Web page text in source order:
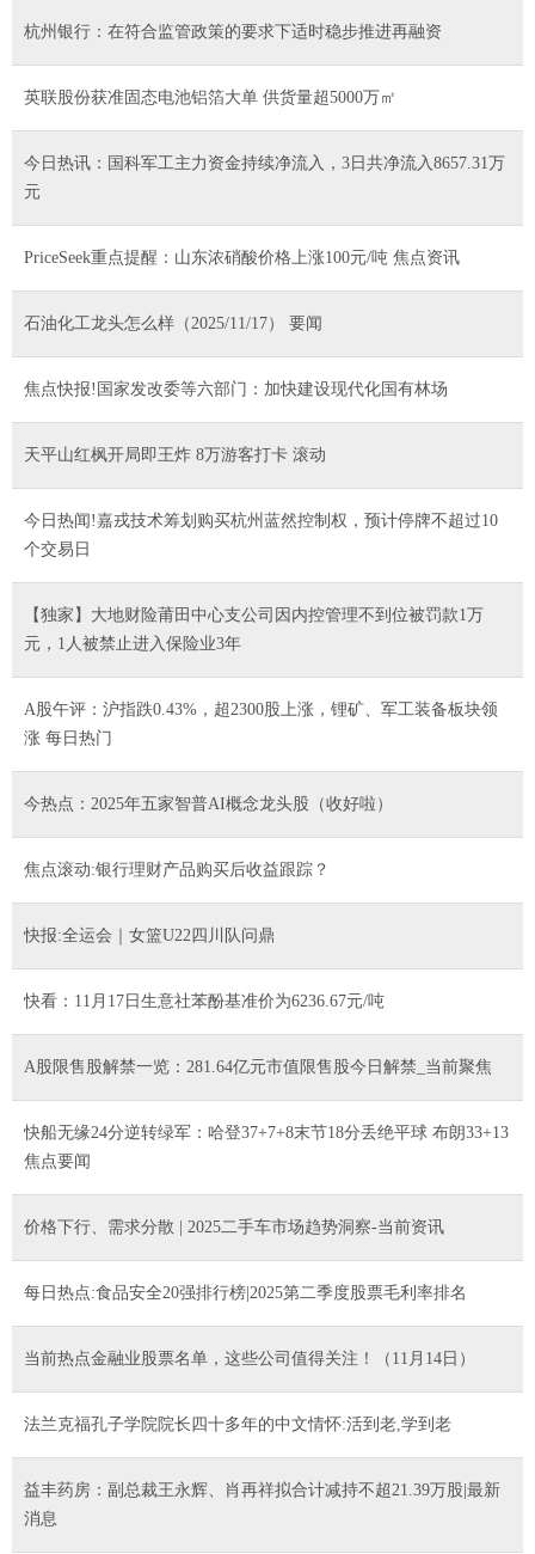
杭州银行：在符合监管政策的要求下适时稳步推进再融资
英联股份获准固态电池铝箔大单 供货量超5000万㎡
今日热讯：国科军工主力资金持续净流入，3日共净流入8657.31万
元
PriceSeek重点提醒：山东浓硝酸价格上涨100元/吨 焦点资讯
石油化工龙头怎么样（2025/11/17） 要闻
焦点快报!国家发改委等六部门：加快建设现代化国有林场
天平山红枫开局即王炸 8万游客打卡 滚动
今日热闻!嘉戎技术筹划购买杭州蓝然控制权，预计停牌不超过10
个交易日
【独家】大地财险莆田中心支公司因内控管理不到位被罚款1万
元，1人被禁止进入保险业3年
A股午评：沪指跌0.43%，超2300股上涨，锂矿、军工装备板块领
涨 每日热门
今热点：2025年五家智普AI概念龙头股（收好啦）
焦点滚动:银行理财产品购买后收益跟踪？
快报:全运会｜女篮U22四川队问鼎
快看：11月17日生意社苯酚基准价为6236.67元/吨
A股限售股解禁一览：281.64亿元市值限售股今日解禁_当前聚焦
快船无缘24分逆转绿军：哈登37+7+8末节18分丢绝平球 布朗33+13
焦点要闻
价格下行、需求分散 | 2025二手车市场趋势洞察-当前资讯
每日热点:食品安全20强排行榜|2025第二季度股票毛利率排名
当前热点金融业股票名单，这些公司值得关注！（11月14日）
法兰克福孔子学院院长四十多年的中文情怀:活到老,学到老
益丰药房：副总裁王永辉、肖再祥拟合计减持不超21.39万股|最新
消息